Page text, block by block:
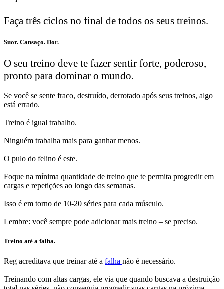
Faça três ciclos no final de todos os seus treinos.
Suor. Cansaço. Dor.
O seu treino deve te fazer sentir forte, poderoso,
pronto para dominar o mundo.
Se você se sente fraco, destruído, derrotado após seus treinos, algo
está errado.
Treino é igual trabalho.
Ninguém trabalha mais para ganhar menos.
O pulo do felino é este.
Foque na mínima quantidade de treino que te permita progredir em
cargas e repetições ao longo das semanas.
Isso é em torno de 10-20 séries para cada músculo.
Lembre: você sempre pode adicionar mais treino – se preciso.
Treino até a falha.
Reg acreditava que treinar até a falha não é necessário.
Treinando com altas cargas, ele via que quando buscava a destruição